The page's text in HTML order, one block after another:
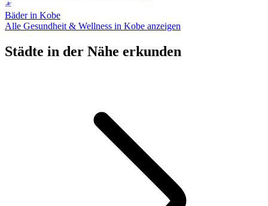
Bäder in Kobe
Alle Gesundheit & Wellness in Kobe anzeigen
Städte in der Nähe erkunden